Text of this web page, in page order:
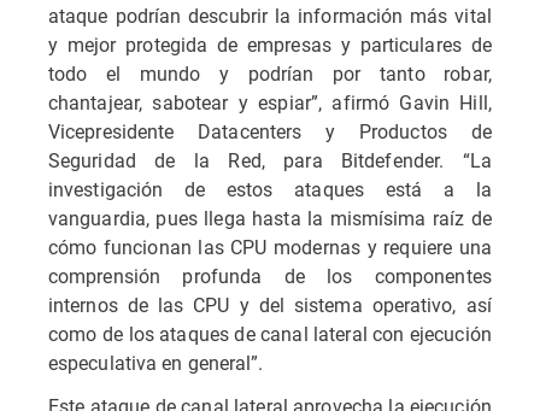
ataque podrían descubrir la información más vital
y mejor protegida de empresas y particulares de
todo el mundo y podrían por tanto robar,
chantajear, sabotear y espiar”, afirmó Gavin Hill,
Vicepresidente Datacenters y Productos de
Seguridad de la Red, para Bitdefender. “La
investigación de estos ataques está a la
vanguardia, pues llega hasta la mismísima raíz de
cómo funcionan las CPU modernas y requiere una
comprensión profunda de los componentes
internos de las CPU y del sistema operativo, así
como de los ataques de canal lateral con ejecución
especulativa en general”.
Este ataque de canal lateral aprovecha la ejecución